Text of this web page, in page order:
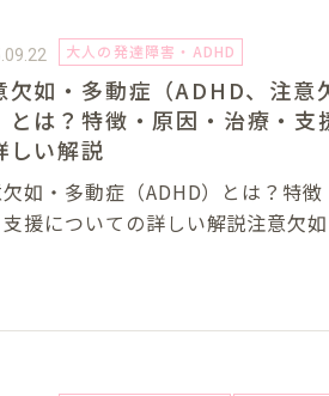
大人の発達障害・ADHD
欠如・多動症（ADHD、注意
とは？特徴・原因・治療・支
しい解説
如・多動症（ADHD）とは？特
援についての詳しい解説注意欠
Attention-Deficit/